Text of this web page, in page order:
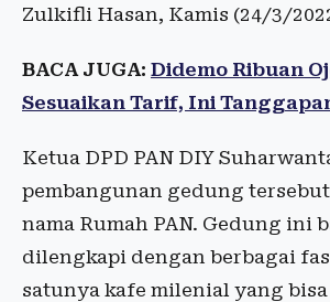
Zulkifli Hasan, Kamis (24/3/
BACA JUGA: Didemo Ribuan
Sesuaikan Tarif, Ini
Ketua DPD PAN DIY
pembangunan gedung
nama Rumah PAN. Gedung ini
dilengkapi dengan berbagai
satunya kafe milenial yang